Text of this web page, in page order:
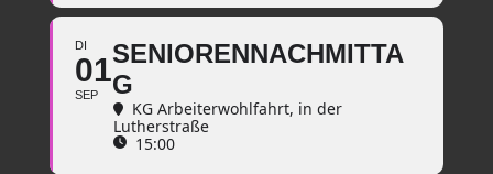
DI
01
SEP
SENIORENNACHMITTA
G
KG Arbeiterwohlfahrt, in der
Lutherstraße
15:00